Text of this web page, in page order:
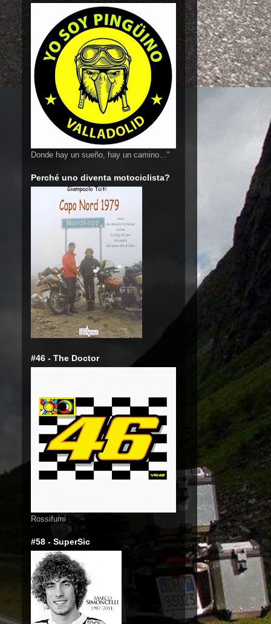
Donde hay un sueño, hay un camino…"
Perché uno diventa motociclista?
#46 - The Doctor
Rossifumi
#58 - SuperSic